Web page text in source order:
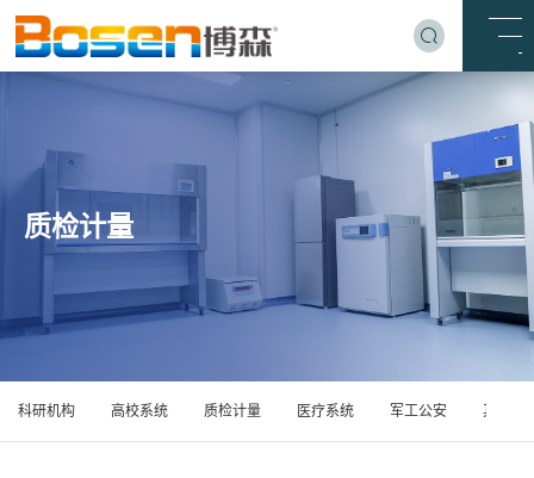
质检计量
科研机构 高校系统 质检计量 医疗系统 军工公安 其他业